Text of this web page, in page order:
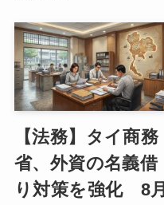
【法務】タイ商務
省、外資の名義借
り対策を強化 8月